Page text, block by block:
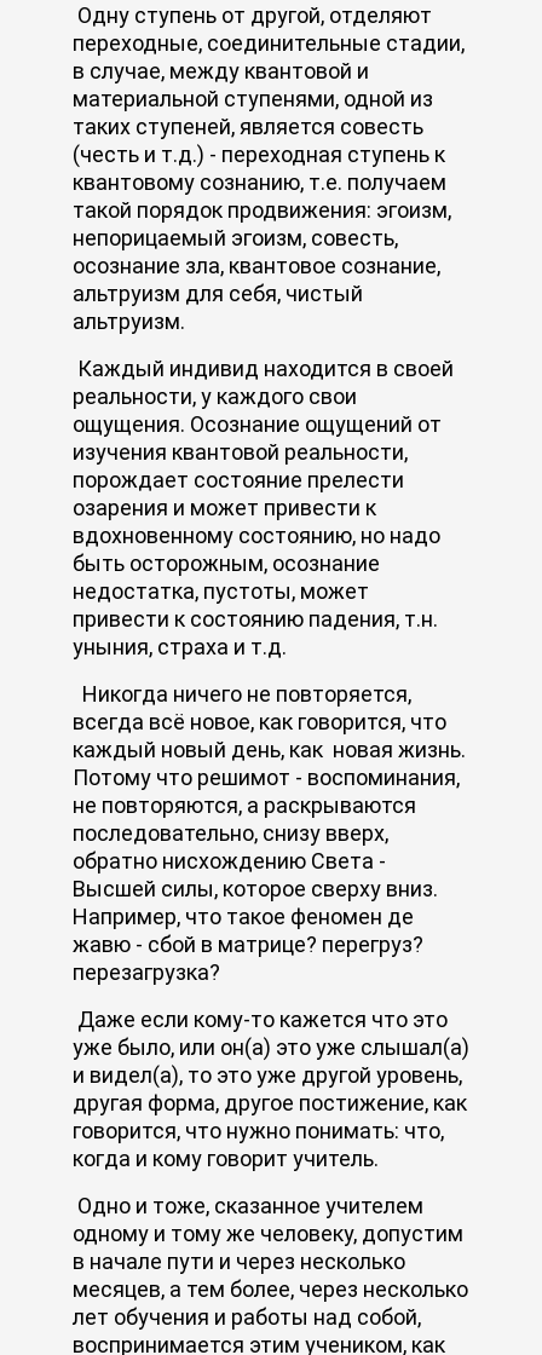
Одну ступень от другой, отделяют
переходные, соединительные стадии,
в случае, между квантовой и
материальной ступенями, одной из
таких ступеней, является совесть
(честь и т.д.) - переходная ступень к
квантовому сознанию, т.е. получаем
такой порядок продвижения: эгоизм,
непорицаемый эгоизм, совесть,
осознание зла, квантовое сознание,
альтруизм для себя, чистый
альтруизм.
Каждый индивид находится в своей
реальности, у каждого свои
ощущения. Осознание ощущений от
изучения квантовой реальности,
порождает состояние прелести
озарения и может привести к
вдохновенному состоянию, но надо
быть осторожным, осознание
недостатка, пустоты, может
привести к состоянию падения, т.н.
уныния, страха и т.д.
Никогда ничего не повторяется,
всегда всё новое, как говорится, что
каждый новый день, как новая жизнь.
Потому что решимот - воспоминания,
не повторяются, а раскрываются
последовательно, снизу вверх,
обратно нисхождению Света -
Высшей силы, которое сверху вниз.
Например, что такое феномен де
жавю - сбой в матрице? перегруз?
перезагрузка?
Даже если кому-то кажется что это
уже было, или он(а) это уже слышал(а)
и видел(а), то это уже другой уровень,
другая форма, другое постижение, как
говорится, что нужно понимать: что,
когда и кому говорит учитель.
Одно и тоже, сказанное учителем
одному и тому же человеку, допустим
в начале пути и через несколько
месяцев, а тем более, через несколько
лет обучения и работы над собой,
воспринимается этим учеником, как